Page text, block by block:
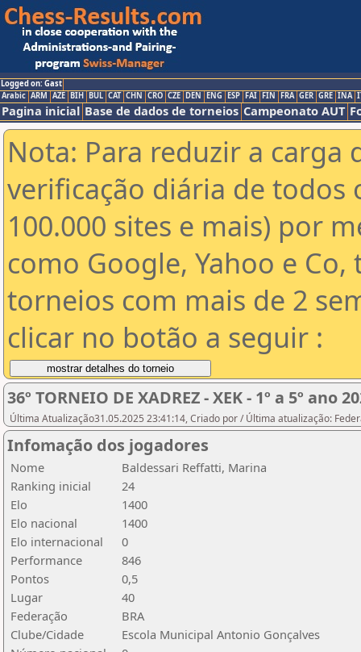
Logged on: Gast
Arabic ARM AZE BIH BUL CAT CHN CRO CZE DEN ENG ESP FAI FIN FRA GER GRE INA
Pagina inicial Base de dados de torneios Campeonato AUT
Nota: Para reduzir a carga
verificação diária de todos
100.000 sites e mais) por
como Google, Yahoo e
torneios com mais de 2
clicar no botão a seguir :
36º TORNEIO DE XADREZ - XEK - 1º a 5º ano
Última Atualização31.05.2025 23:41:14, Criado por / Última atualização:
Infomação dos jogadores
Nome
Baldessari Reffatti, Marina
Ranking inicial
24
Elo
1400
Elo nacional
1400
Elo internacional
0
Performance
846
Pontos
0,5
Lugar
40
Federação
BRA
Clube/Cidade
Escola Municipal Antonio Gonçalves